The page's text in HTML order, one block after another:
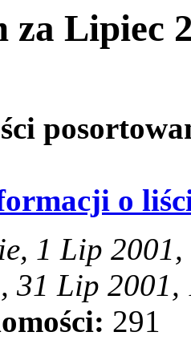
Lipiec
o
1 Lip
31 Lip
291